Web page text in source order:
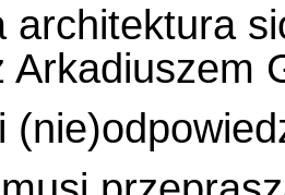
architektura
Arkadiuszem